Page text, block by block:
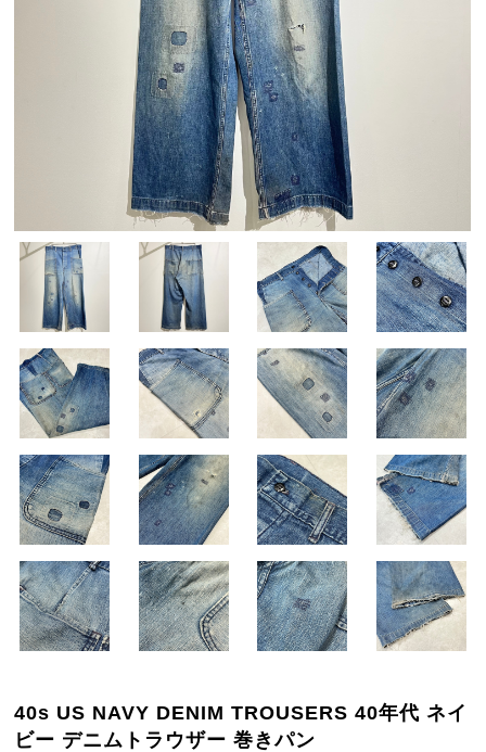
40s US NAVY DENIM TROUSERS 40年代 ネイ
ビー デニムトラウザー 巻きパン